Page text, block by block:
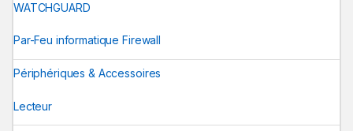
WATCHGUARD
Par-Feu informatique Firewall
Périphériques & Accessoires
Lecteur